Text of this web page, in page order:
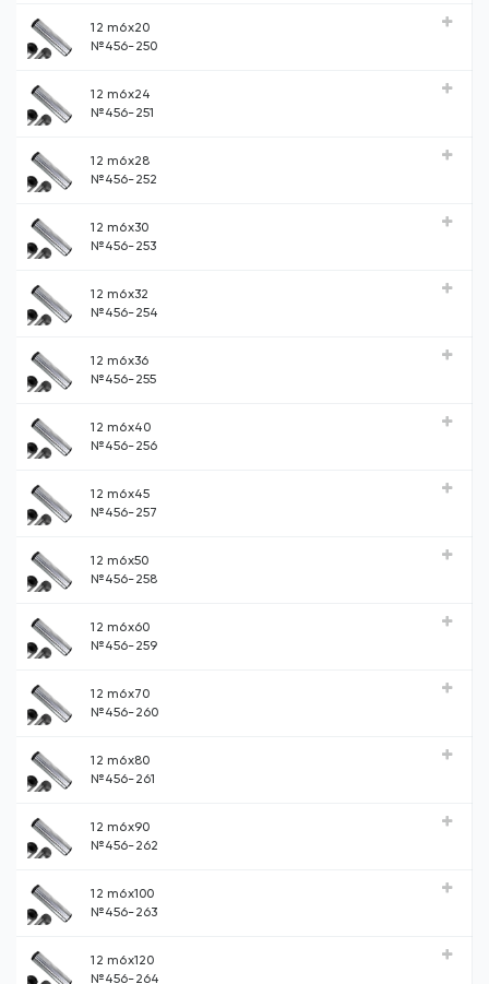
12 m6х20
№456-250
12 m6х24
№456-251
12 m6х28
№456-252
12 m6х30
№456-253
12 m6х32
№456-254
12 m6х36
№456-255
12 m6х40
№456-256
12 m6х45
№456-257
12 m6х50
№456-258
12 m6х60
№456-259
12 m6х70
№456-260
12 m6х80
№456-261
12 m6х90
№456-262
12 m6х100
№456-263
12 m6х120
№456-264